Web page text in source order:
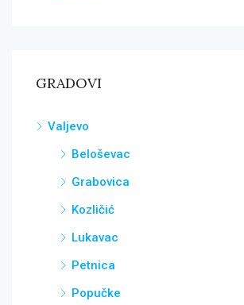
GRADOVI
Valjevo
Beloševac
Grabovica
Kozličić
Lukavac
Petnica
Popučke